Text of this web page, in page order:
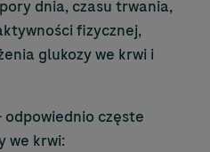
dnia, czasu trwania,
fizycznej,
glukozy we krwi i
odpowiednio częste
we krwi: